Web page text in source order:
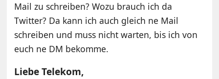
Mail zu schreiben? Wozu brauch ich da
Twitter? Da kann ich auch gleich ne Mail
schreiben und muss nicht warten, bis ich von
euch ne DM bekomme.
Liebe Telekom,